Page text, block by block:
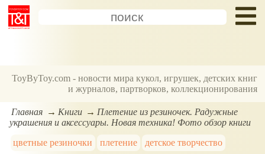
ToyByToy.com - новости мира кукол, игрушек, детских книг
и журналов, партворков, коллекционирования
Главная Книги
Плетение из резиночек. Радужные
украшения и аксессуары. Новая техника! Фото обзор книги
цветные резиночки
плетение
детское творчество